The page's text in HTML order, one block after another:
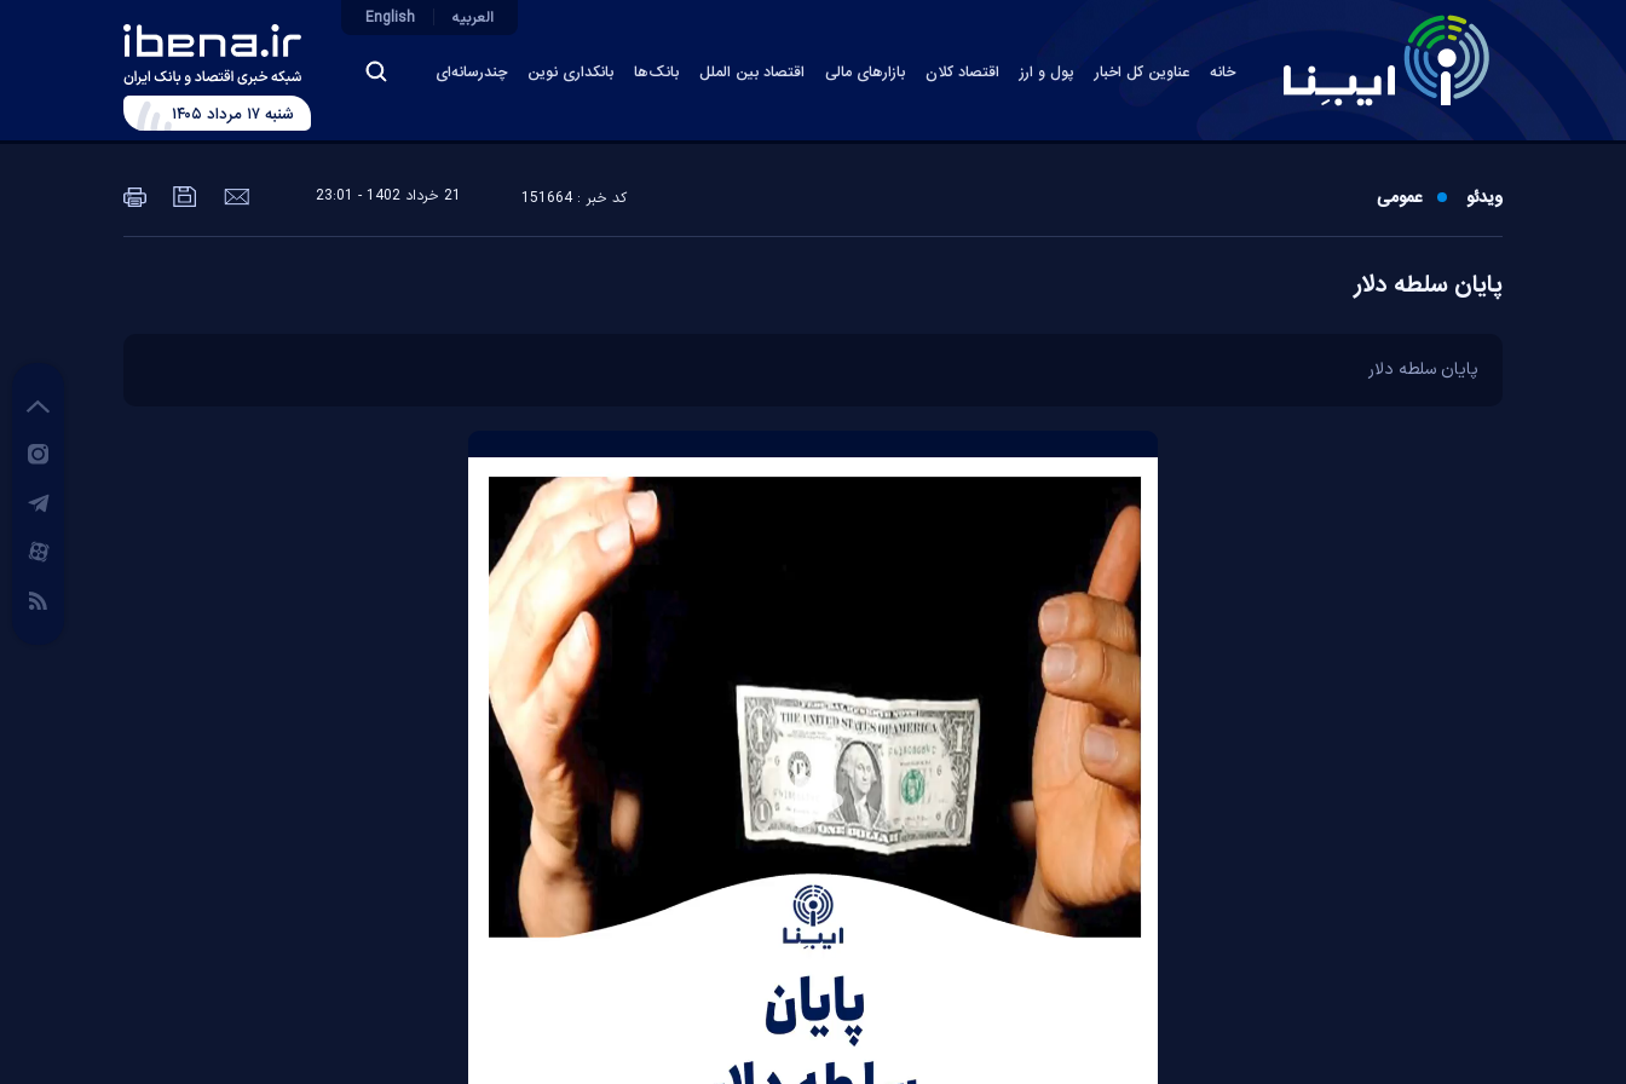
خانه عناوین کل اخبار پول و ارز اقتصاد کلان بازارهای مالی اقتصاد بین الملل بانک‌ها بانکداری نوین چندرسانه‌ای
العربیه English
شنبه ۱۷ مرداد ۱۴۰۵
ویدئو عمومی کد خبر : 151664 21 خرداد 1402 - 23:01
پایان سلطه دلار
پایان سلطه دلار
Play
Video